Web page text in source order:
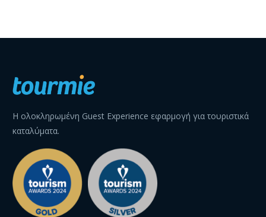
τη βραχυχρόνια
Η ολοκληρωμένη Guest Experience εφαρμογή για τουριστικά
καταλύματα.